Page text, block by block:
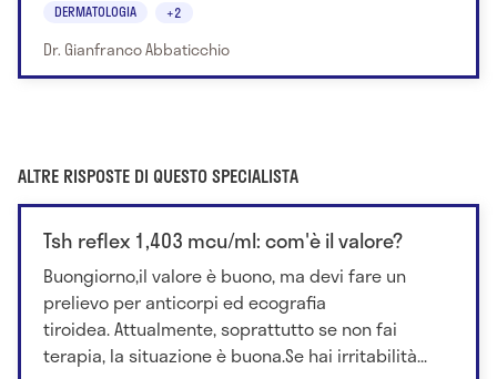
DERMATOLOGIA +2
Dr. Gianfranco Abbaticchio
ALTRE RISPOSTE DI QUESTO SPECIALISTA
Tsh reflex 1,403 mcu/ml: com'è il valore?
Buongiorno,il valore è buono, ma devi fare un
prelievo per anticorpi ed ecografia
tiroidea. Attualmente, soprattutto se non fai
terapia, la situazione è buona.Se hai irritabilità...